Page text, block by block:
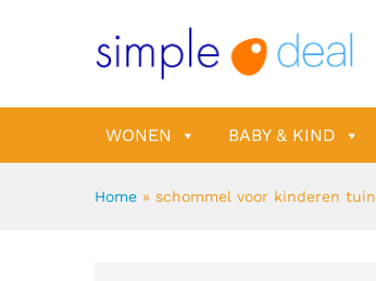
WONEN BABY & KIND
Home » schommel voor kinderen tuin